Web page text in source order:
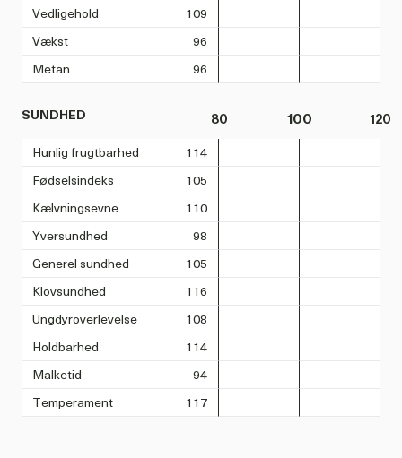
Vedligehold
109
Vækst
96
Metan
96
SUNDHED 80 100 120
Hunlig frugtbarhed
114
Fødselsindeks
105
Kælvningsevne
110
Yversundhed
98
Generel sundhed
105
Klovsundhed
116
Ungdyroverlevelse
108
Holdbarhed
114
Malketid
94
Temperament
117